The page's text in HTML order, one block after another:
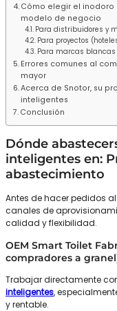
Cómo elegir el
modelo de negocio
Para distribuidores y
Para proyectos
Para marcas blancas
Errores comunes al
mayor
Acerca de Snotor, su
inteligentes
Conclusión
Dónde
inteligentes en:
abastecimiento
Antes de hacer pedidos
canales de
calidad y flexibilidad.
OEM Smart Toilet
compradores a
Trabajar directamente
inteligentes,
y rentable.